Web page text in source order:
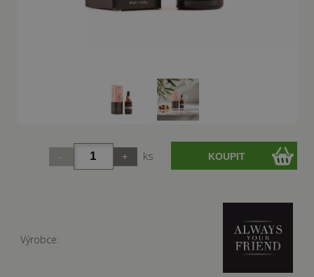
ks
Výrobce: